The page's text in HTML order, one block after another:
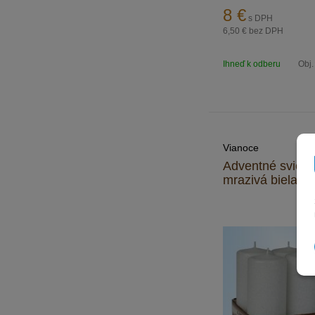
8 € s DPH
6,50 € bez DPH
Ihneď k odberu
Vianoce
Adventné
mrazivá biela,